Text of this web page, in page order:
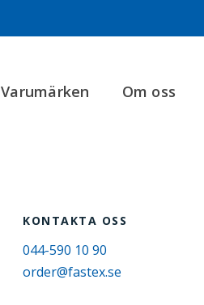
Varumärken Om oss
KONTAKTA OSS
044-590 10 90
order@fastex.se